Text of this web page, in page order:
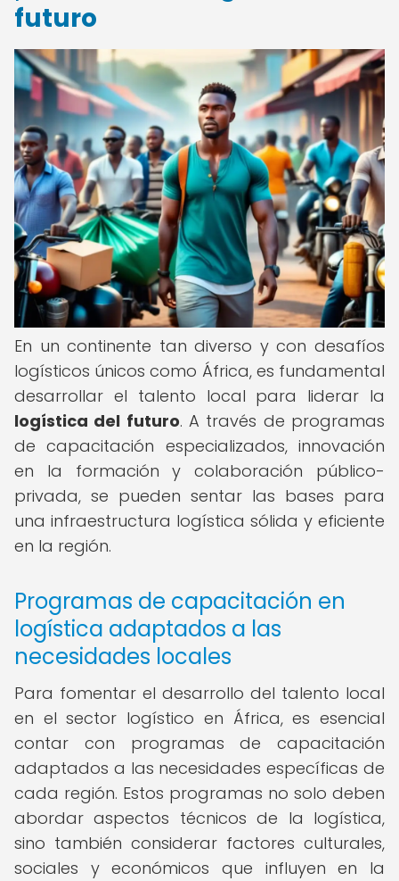
futuro
En un continente tan diverso y con desafíos
logísticos únicos como África, es fundamental
desarrollar el talento local para liderar la
logística del futuro. A través de programas
de capacitación especializados, innovación
en la formación y colaboración público-
privada, se pueden sentar las bases para
una infraestructura logística sólida y eficiente
en la región.
Programas de capacitación en
logística adaptados a las
necesidades locales
Para fomentar el desarrollo del talento local
en el sector logístico en África, es esencial
contar con programas de capacitación
adaptados a las necesidades específicas de
cada región. Estos programas no solo deben
abordar aspectos técnicos de la logística,
sino también considerar factores culturales,
sociales y económicos que influyen en la